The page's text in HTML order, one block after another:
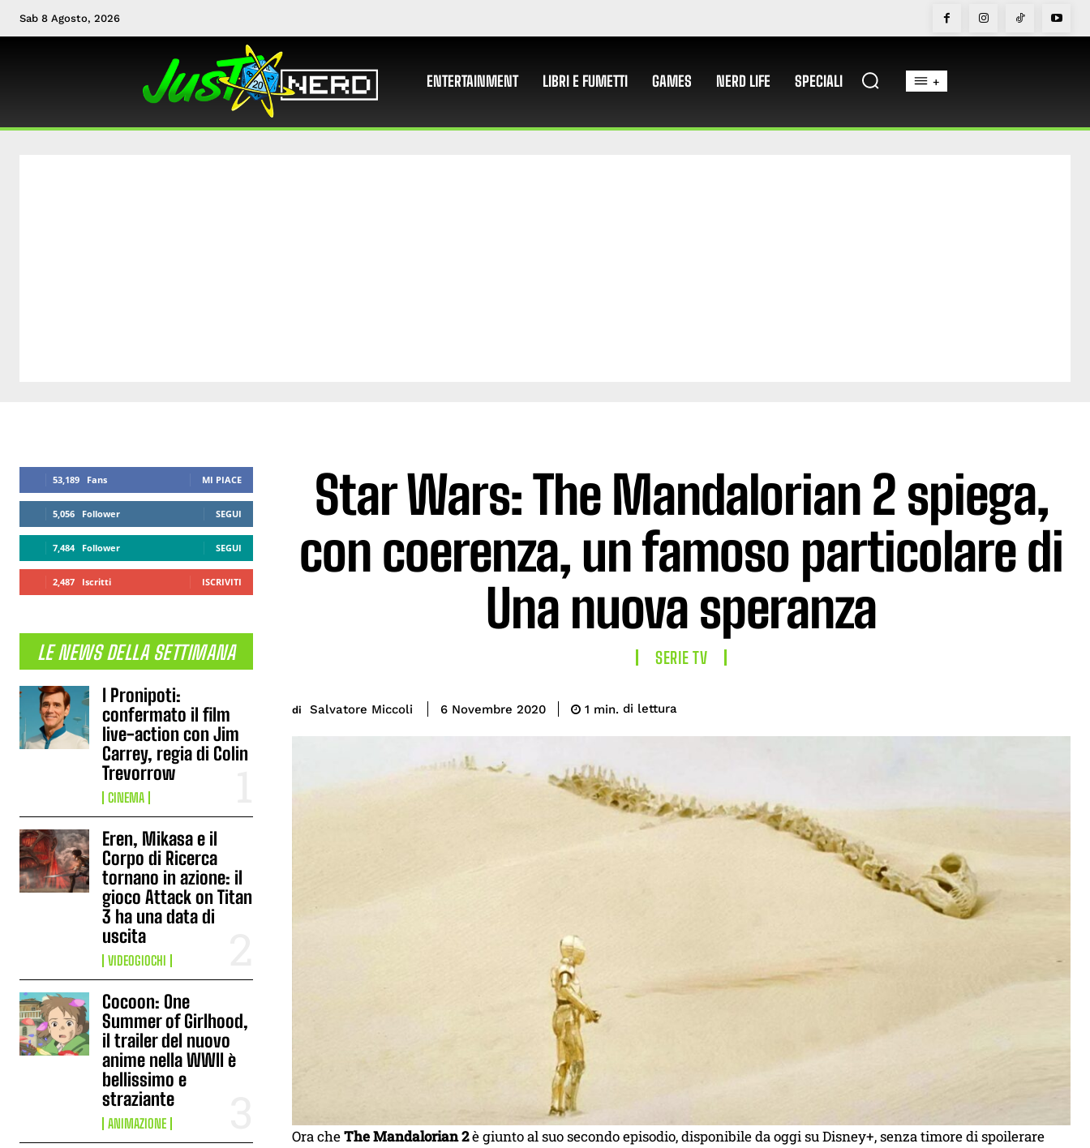
Sab 8 Agosto, 2026
ENTERTAINMENT LIBRI E FUMETTI GAMES NERD LIFE SPECIALI +
53,189 Fans MI PIACE
5,056 Follower SEGUI
7,484 Follower SEGUI
2,487 Iscritti ISCRIVITI
LE NEWS DELLA SETTIMANA
I Pronipoti:
confermato il film
live-action con Jim
Carrey, regia di Colin
Trevorrow
CINEMA
Eren, Mikasa e il
Corpo di Ricerca
tornano in azione: il
gioco Attack on Titan
3 ha una data di
uscita
VIDEOGIOCHI
Cocoon: One
Summer of Girlhood,
il trailer del nuovo
anime nella WWII è
bellissimo e
straziante
ANIMAZIONE
Star Wars: The Mandalorian 2 spiega,
con coerenza, un famoso particolare di
Una nuova speranza
SERIE TV
di Salvatore Miccoli 6 Novembre 2020 1 min. di lettura
Ora cheThe Mandalorian 2è giunto al suo secondo episodio, disponibile da oggi su Disney+, senza timore di spoilerare